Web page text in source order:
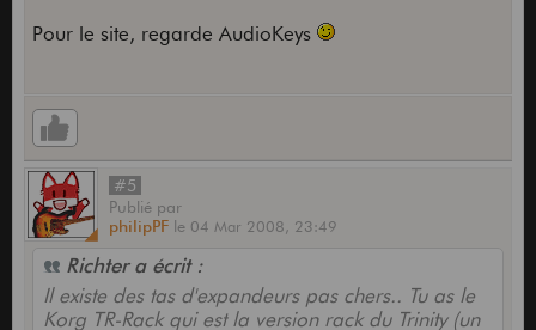
Pour le site, regarde AudioKeys
#5
Publié par
philipPF le 04 Mar 2008, 23:49
Richter a écrit :
Il existe des tas d'expandeurs pas chers.. Tu as le
Korg TR-Rack qui est la version rack du Trinity (un